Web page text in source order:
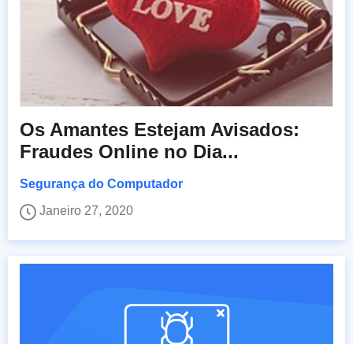
Os Amantes Estejam Avisados:
Fraudes Online no Dia...
Segurança do Computador
Janeiro 27, 2020